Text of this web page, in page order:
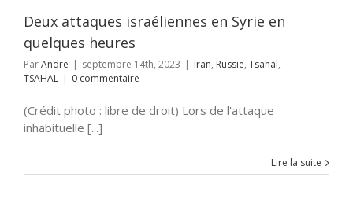
Deux attaques israéliennes en Syrie en
quelques heures
ParAndre | septembre 14th, 2023 | Iran, Russie, Tsahal,
TSAHAL | 0 commentaire
(Crédit photo : libre de droit) Lors de l'attaque
inhabituelle [...]
Lire la suite